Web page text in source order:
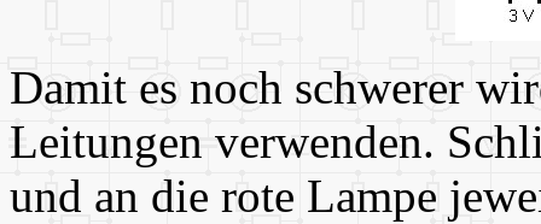
Damit es noch schwerer
Leitungen verwenden.
und an die rote Lampe